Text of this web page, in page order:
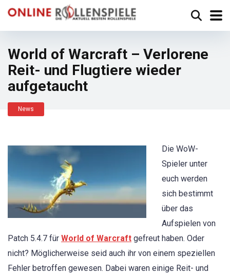
World of Warcraft – Verlorene
Reit- und Flugtiere wieder
aufgetaucht
News
Die WoW-
Spieler unter
euch werden
sich bestimmt
über das
Aufspielen von
Patch 5.4.7 für World of Warcraft gefreut haben. Oder
nicht? Möglicherweise seid auch ihr von einem speziellen
Fehler betroffen gewesen. Dabei waren einige Reit- und